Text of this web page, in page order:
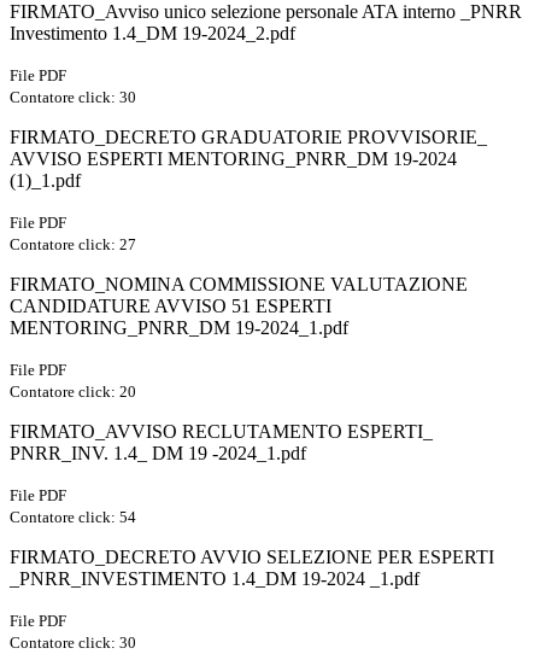
FIRMATO_Avviso unico selezione personale ATA interno _PNRR
Investimento 1.4_DM 19-2024_2.pdf
File PDF
Contatore click: 30
FIRMATO_DECRETO GRADUATORIE PROVVISORIE_
AVVISO ESPERTI MENTORING_PNRR_DM 19-2024
(1)_1.pdf
File PDF
Contatore click: 27
FIRMATO_NOMINA COMMISSIONE VALUTAZIONE
CANDIDATURE AVVISO 51 ESPERTI
MENTORING_PNRR_DM 19-2024_1.pdf
File PDF
Contatore click: 20
FIRMATO_AVVISO RECLUTAMENTO ESPERTI_
PNRR_INV. 1.4_ DM 19 -2024_1.pdf
File PDF
Contatore click: 54
FIRMATO_DECRETO AVVIO SELEZIONE PER ESPERTI
_PNRR_INVESTIMENTO 1.4_DM 19-2024 _1.pdf
File PDF
Contatore click: 30